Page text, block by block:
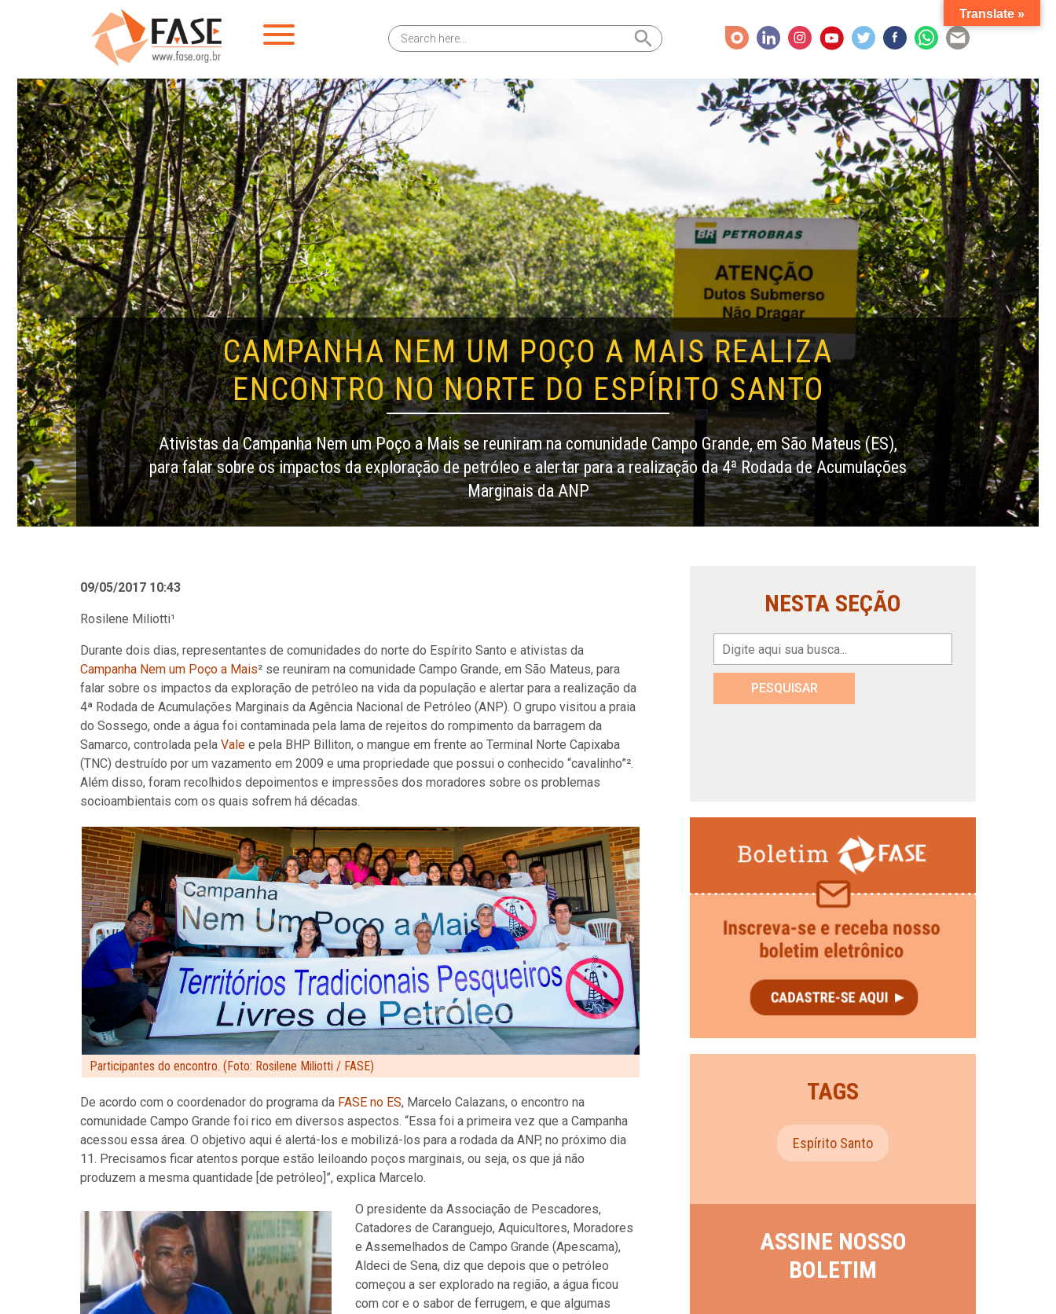
Search
for:
Search Button
CAMPANHA NEM UM POÇO A MAIS REALIZA
ENCONTRO NO NORTE DO ESPÍRITO SANTO
Ativistas da Campanha Nem um Poço a Mais se reuniram na comunidade Campo Grande, em São Mateus (ES),
para falar sobre os impactos da exploração de petróleo e alertar para a realização da 4ª Rodada de Acumulações
Marginais da ANP
09/05/2017 10:43
Rosilene Miliotti¹
Durante dois dias, representantes de comunidades do norte do Espírito Santo e ativistas da
Campanha Nem um Poço a Mais² se reuniram na comunidade Campo Grande, em São Mateus, para
falar sobre os impactos da exploração de petróleo na vida da população e alertar para a realização da
4ª Rodada de Acumulações Marginais da Agência Nacional de Petróleo (ANP). O grupo visitou a praia
do Sossego, onde a água foi contaminada pela lama de rejeitos do rompimento da barragem da
Samarco, controlada pela Vale e pela BHP Billiton, o mangue em frente ao Terminal Norte Capixaba
(TNC) destruído por um vazamento em 2009 e uma propriedade que possui o conhecido “cavalinho”².
Além disso, foram recolhidos depoimentos e impressões dos moradores sobre os problemas
socioambientais com os quais sofrem há décadas.
Participantes do encontro. (Foto: Rosilene Miliotti / FASE)
De acordo com o coordenador do programa da FASE no ES, Marcelo Calazans, o encontro na
comunidade Campo Grande foi rico em diversos aspectos. “Essa foi a primeira vez que a Campanha
acessou essa área. O objetivo aqui é alertá-los e mobilizá-los para a rodada da ANP, no próximo dia
11. Precisamos ficar atentos porque estão leiloando poços marginais, ou seja, os que já não
produzem a mesma quantidade [de petróleo]”, explica Marcelo.
O presidente da Associação de Pescadores,
Catadores de Caranguejo, Aquicultores, Moradores
e Assemelhados de Campo Grande (Apescama),
Aldeci de Sena, diz que depois que o petróleo
começou a ser explorado na região, a água ficou
com cor e o sabor de ferrugem, e que algumas
NESTA SEÇÃO
PESQUISAR
TAGS
Espírito Santo
ASSINE NOSSO
BOLETIM
Translate »